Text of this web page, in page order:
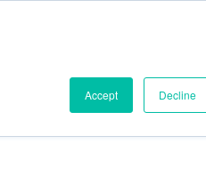
Accept Decline